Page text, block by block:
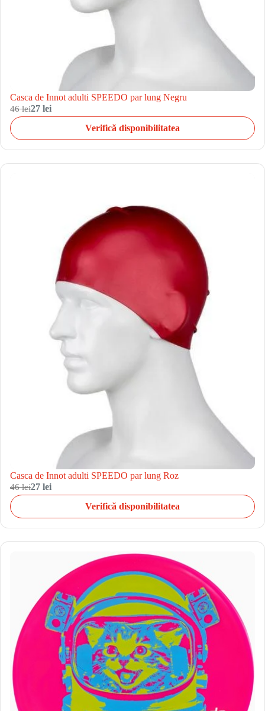
Casca de Innot adulti SPEEDO par lung Negru
46 lei27 lei
Verifică disponibilitatea
Casca de Innot adulti SPEEDO par lung Roz
46 lei27 lei
Verifică disponibilitatea